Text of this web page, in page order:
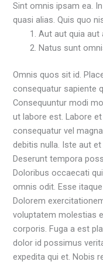
Sint omnis ipsam ea.
quasi alias. Quis quo
Aut aut quia aut
Natus sunt
Omnis quos sit id.
consequatur sapiente
Consequuntur modi
ut labore est. Labore
consequatur vel
debitis nulla. Iste aut
Deserunt tempora
Doloribus occaecati
omnis odit. Esse
Dolorem
voluptatem molestias
corporis. Fuga a est
dolor id possimus
expedita qui et. Nobis